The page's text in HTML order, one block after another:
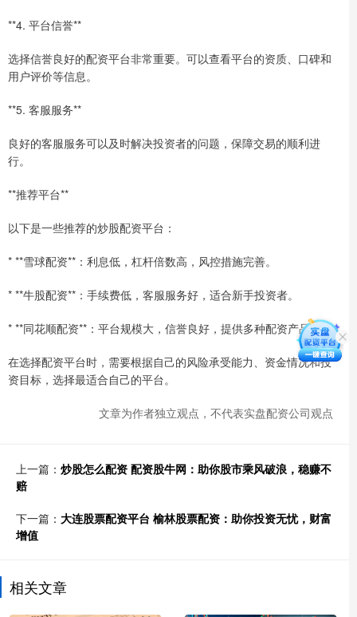
**4. 平台信誉**
选择信誉良好的配资平台非常重要。可以查看平台的资质、口碑和
用户评价等信息。
**5. 客服服务**
良好的客服服务可以及时解决投资者的问题，保障交易的顺利进
行。
**推荐平台**
以下是一些推荐的炒股配资平台：
* **雪球配资**：利息低，杠杆倍数高，风控措施完善。
* **牛股配资**：手续费低，客服服务好，适合新手投资者。
* **同花顺配资**：平台规模大，信誉良好，提供多种配资产品。
在选择配资平台时，需要根据自己的风险承受能力、资金情况和投
资目标，选择最适合自己的平台。
文章为作者独立观点，不代表实盘配资公司观点
上一篇： 炒股怎么配资 配资股牛网：助你股市乘风破浪，稳赚不
赔
下一篇： 大连股票配资平台 榆林股票配资：助你投资无忧，财富
增值
相关文章